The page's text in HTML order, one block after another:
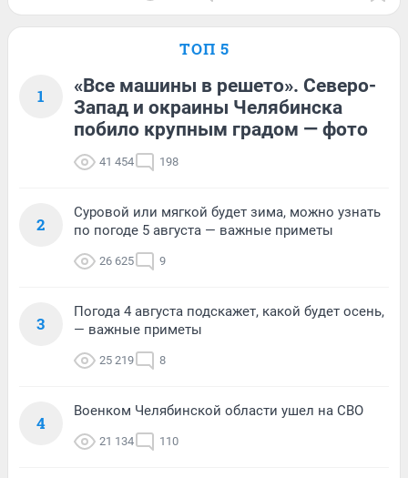
ТОП 5
1
«Все машины в решето». Северо-
Запад и окраины Челябинска
побило крупным градом — фото
41 454 198
2
Суровой или мягкой будет зима, можно узнать
по погоде 5 августа — важные приметы
26 625 9
3
Погода 4 августа подскажет, какой будет осень,
— важные приметы
25 219 8
4
Военком Челябинской области ушел на СВО
21 134 110